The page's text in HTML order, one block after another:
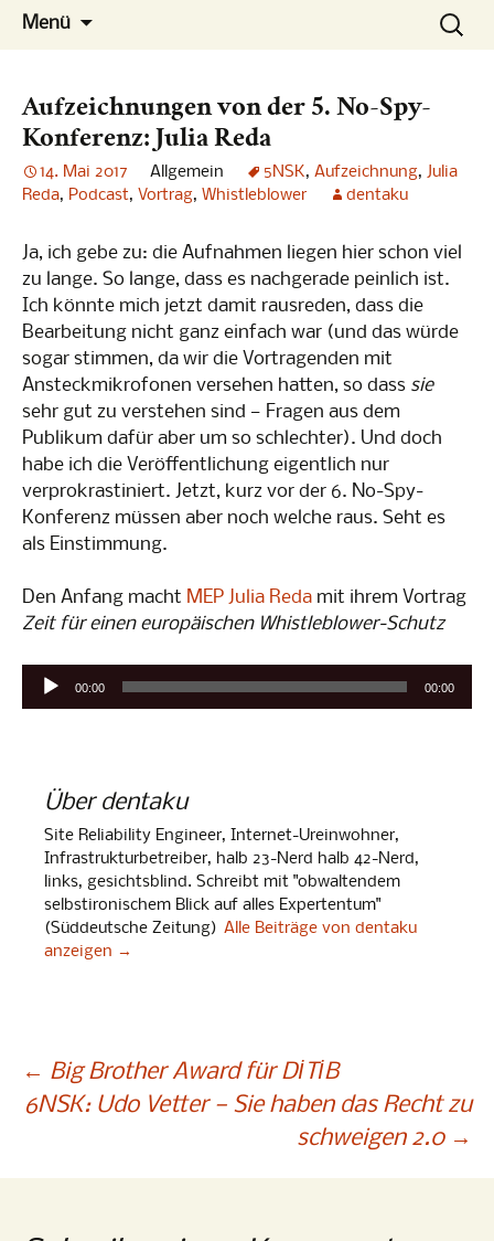
Zum
InhaltNo-Spy
Die Konferenz
Menü
Suchen
nach:
Aufzeichnungen von der 5. No-Spy-
Konferenz: Julia Reda
14. Mai 2017 Allgemein 5NSK, Aufzeichnung, Julia
Reda, Podcast, Vortrag, Whistleblower dentaku
Ja, ich gebe zu: die Aufnahmen liegen hier schon viel
zu lange. So lange, dass es nachgerade peinlich ist.
Ich könnte mich jetzt damit rausreden, dass die
Bearbeitung nicht ganz einfach war (und das würde
sogar stimmen, da wir die Vortragenden mit
Ansteckmikrofonen versehen hatten, so dass sie
sehr gut zu verstehen sind — Fragen aus dem
Publikum dafür aber um so schlechter). Und doch
habe ich die Veröffentlichung eigentlich nur
verprokrastiniert. Jetzt, kurz vor der 6. No-Spy-
Konferenz müssen aber noch welche raus. Seht es
als Einstimmung.
Den Anfang macht MEP Julia Reda mit ihrem Vortrag
Zeit für einen europäischen Whistleblower-Schutz
Audio-
00:00 00:00
Über dentaku
Site Reliability Engineer, Internet-Ureinwohner,
Infrastrukturbetreiber, halb 23-Nerd halb 42-Nerd,
links, gesichtsblind. Schreibt mit "obwaltendem
selbstironischem Blick auf alles Expertentum"
(Süddeutsche Zeitung) Alle Beiträge von dentaku
anzeigen →
Beitragsnavigation
← Big Brother Award für DİTİB
6NSK: Udo Vetter — Sie haben das Recht zu
schweigen 2.0 →